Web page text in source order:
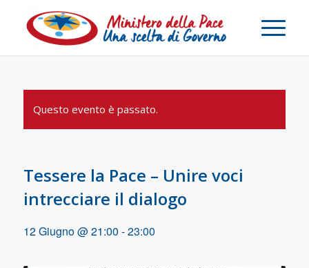
Questo evento è passato.
Tessere la Pace – Unire voci
intrecciare il dialogo
12 Giugno @ 21:00 -23:00